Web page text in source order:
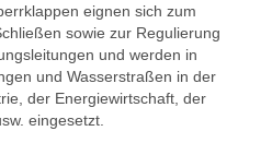
eignen sich zum
sowie zur Regulierung
und werden in
und Wasserstraßen in der
der Energiewirtschaft, der
eingesetzt.